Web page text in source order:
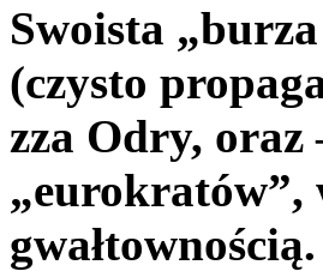
Swoista
(czysto
zza Odry,
„eurokratów”,